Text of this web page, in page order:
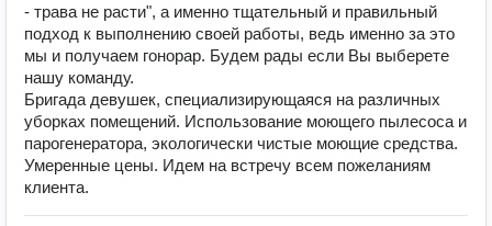
- трава не расти", а именно тщательный и правильный
подход к выполнению своей работы, ведь именно за это
мы и получаем гонорар. Будем рады если Вы выберете
нашу команду.
Бригада девушек, специализирующаяся на различных
уборках помещений. Использование моющего пылесоса и
парогенератора, экологически чистые моющие средства.
Умеренные цены. Идем на встречу всем пожеланиям
клиента.